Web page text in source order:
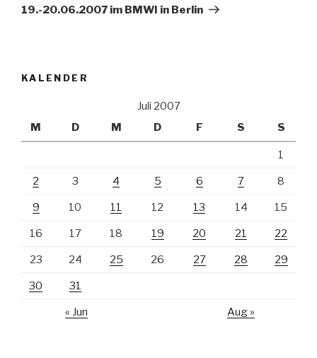
19.-20.06.2007 im BMWI in Berlin
KALENDER
Juli 2007
M
D M D F S S
1
2 3 4 5 6 7 8
9 10 11 12 13 14 15
16 17 18 19 20 21 22
23 24 25 26 27 28 29
30 31
« Jun Aug »